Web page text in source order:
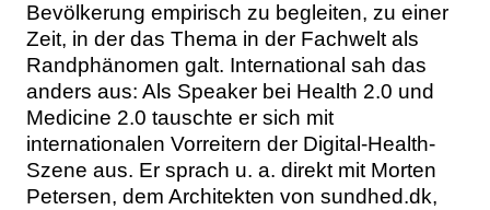
Bevölkerung empirisch zu begleiten, zu einer
Zeit, in der das Thema in der Fachwelt als
Randphänomen galt. International sah das
anders aus: Als Speaker bei Health 2.0 und
Medicine 2.0 tauschte er sich mit
internationalen Vorreitern der Digital-Health-
Szene aus. Er sprach u. a. direkt mit Morten
Petersen, dem Architekten von sundhed.dk,